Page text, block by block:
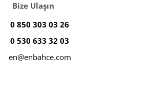
Bize Ulaşın
0 850 303 03 26
0 530 633 32 03
en@enbahce.com